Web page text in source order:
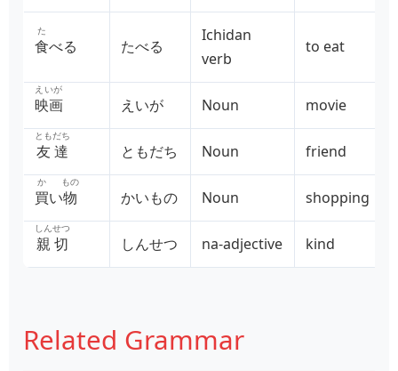
食
た
べる たべる
Ichidan
verb
to eat
映画
えいが
えいが Noun movie
友達
ともだち
ともだち Noun friend
買
か
い物
もの
かいもの Noun shopping
親切
しんせつ
しんせつ na‑adjective kind
Related Grammar